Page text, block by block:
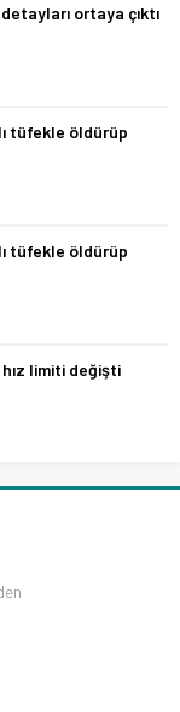
ortaya çıktı
tüfekle öldürüp
tüfekle öldürüp
limiti değişti